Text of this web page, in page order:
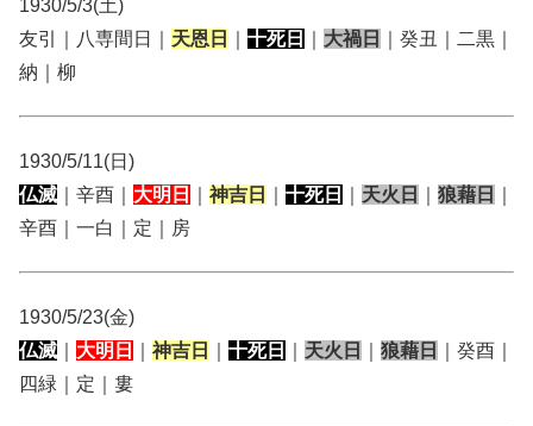
1930/5/3(土)
友引｜八専間日｜ 天恩日 十死日 大禍日
｜癸丑｜二黒｜
納｜柳
1930/5/11(日)
仏滅 ｜辛酉｜ 大明日 神吉日 十死日 天火日 狼藉日
辛酉｜一白｜定｜房
1930/5/23(金)
仏滅
大明日 神吉日 十死日 天火日 狼藉日
｜癸酉｜
四緑｜定｜婁